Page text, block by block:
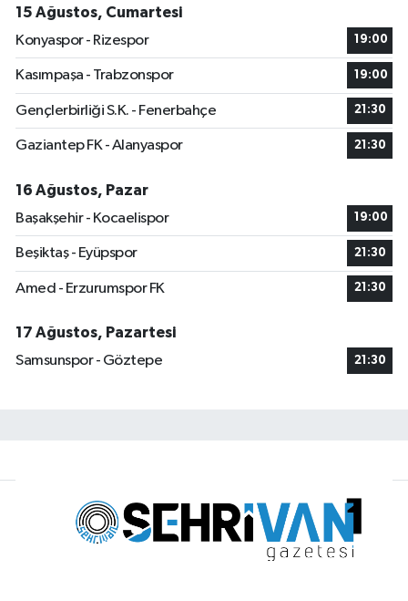
15 Ağustos, Cumartesi
Konyaspor - Rizespor
19:00
Kasımpaşa - Trabzonspor 19:00
Gençlerbirliği S.K. - Fenerbahçe 21:30
Gaziantep FK - Alanyaspor 21:30
16 Ağustos, Pazar
Başakşehir - Kocaelispor
19:00
Beşiktaş - Eyüpspor 21:30
Amed - Erzurumspor FK 21:30
17 Ağustos, Pazartesi
Samsunspor - Göztepe
21:30